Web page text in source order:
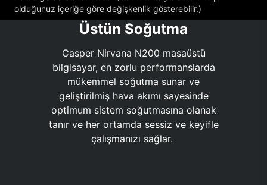
olduğunuz içeriğe göre değişkenlik gösterebilir.)
Üstün Soğutma
Casper Nirvana N200 masaüstü
bilgisayar, en zorlu performanslarda
mükemmel soğutma sunar ve
geliştirilmiş hava akımı sayesinde
optimum sistem soğutmasına olanak
tanır ve her ortamda sessiz ve keyifle
çalışmanızı sağlar.